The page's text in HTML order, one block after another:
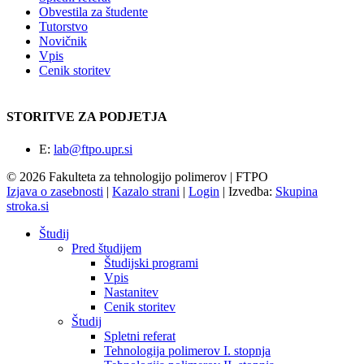
Obvestila za študente
Tutorstvo
Novičnik
Vpis
Cenik storitev
STORITVE ZA PODJETJA
E: lab@ftpo.upr.si
© 2026 Fakulteta za tehnologijo polimerov | FTPO
Izjava o zasebnosti | Kazalo strani | Login | Izvedba: Skupina
stroka.si
Študij
Pred študijem
Študijski programi
Vpis
Nastanitev
Cenik storitev
Študij
Spletni referat
Tehnologija polimerov I. stopnja